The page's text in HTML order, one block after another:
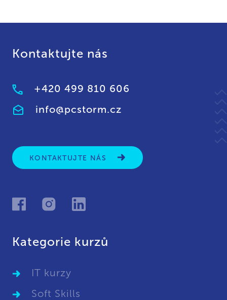
Kontaktujte nás
+420 499 810 606
info@pcstorm.cz
KONTAKTUJTE NÁS
Kategorie kurzů
IT kurzy
Soft Skills